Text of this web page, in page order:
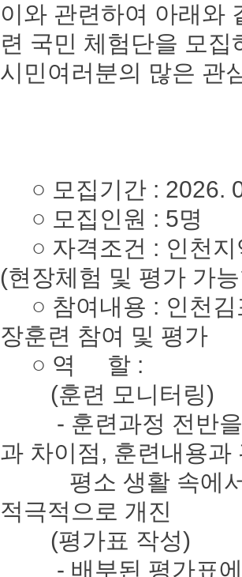
이와 관련하여 아래와
련 국민 체험단을 모집
시민여러분의 많은 관
○ 모집기간 : 2026.
○ 모집인원 : 5명
○ 자격조건 : 인천지
(현장체험 및 평가 가
○ 참여내용 : 인천김
장훈련 참여 및 평가
○ 역 할 :
(훈련 모니터링)
- 훈련과정 전반을
과 차이점, 훈련내용과
평소 생활 속에서
적극적으로 개진
(평가표 작성)
- 배부된 평가표에